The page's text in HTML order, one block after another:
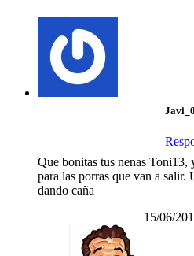
Que bonitas tus nenas Toni13,
para las porras que van a salir.
dando caña
15/06/